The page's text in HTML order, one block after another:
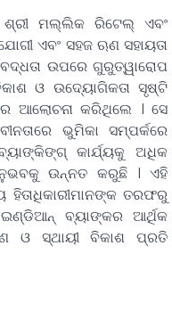
ଶ୍ରୀ ମଲ୍ଲିକ ରିଟେଲ୍ ଏବଂ
ଏବଂ ସହଜ ଋଣ ସହାୟତା
ଉପରେ ଗୁରୁତ୍ୱାରୋପ
ଓ ଉଦ୍ୟୋଗିକତା ସୃଷ୍ଟି
ଆଲୋଚନା କରିଥିଲେ । ସେ
ଭୁମିକା ସମ୍ପର୍କରେ
କାର୍ଯ୍ୟକୁ ଅଧିକ
ଉନ୍ନତ କରୁଛି । ଏହି
ତରଫରୁ
ଇଣ୍ଡିଆନ୍ ବ୍ୟାଙ୍କର ଆର୍ଥିକ
ଓ ସ୍ଥାୟୀ ବିକାଶ ପ୍ରତି